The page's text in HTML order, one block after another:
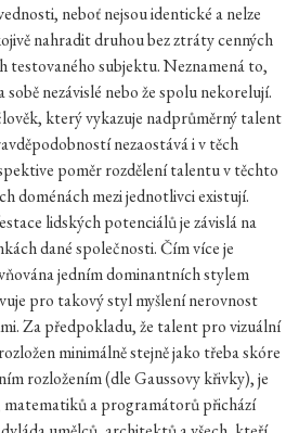
neboť nejsou identické a nelze
nahradit druhou bez ztráty cenných
testovaného subjektu. Neznamená to,
nezávislé nebo že spolu nekorelují.
který vykazuje nadprůměrný talent
nezaostává i v těch
poměr rozdělení talentu v těchto
doménách mezi jednotlivci existují.
lidských potenciálů je závislá na
dané společnosti. Čím více je
jedním dominantních stylem
pro takový styl myšlení nerovnost
Za předpokladu, že talent pro vizuální
minimálně stejně jako třeba skóre
rozložením (dle Gaussovy křivky), je
matematiků a programátorů přichází